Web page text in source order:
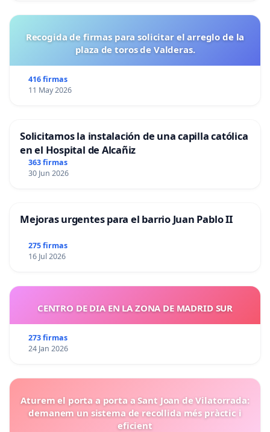
Recogida de firmas para solicitar el arreglo de la
plaza de toros de Valderas.
416 firmas
11 May 2026
Solicitamos la instalación de una capilla católica
en el Hospital de Alcañiz
363 firmas
30 Jun 2026
Mejoras urgentes para el barrio Juan Pablo II
275 firmas
16 Jul 2026
CENTRO DE DIA EN LA ZONA DE MADRID SUR
273 firmas
24 Jan 2026
Aturem el porta a porta a Sant Joan de Vilatorrada:
demanem un sistema de recollida més pràctic i
eficient